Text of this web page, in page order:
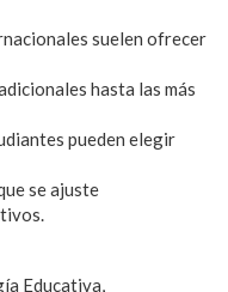
suelen ofrecer
hasta las más
pueden elegir
se ajuste
Educativa,